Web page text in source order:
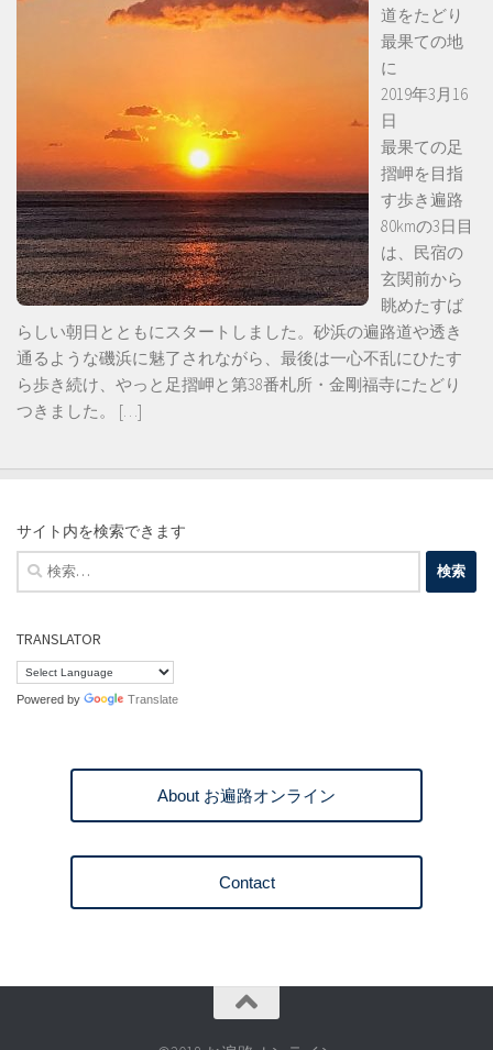
道をたどり
最果ての地
に
2019年3月16
日
最果ての足
摺岬を目指
す歩き遍路
80kmの3日目
は、民宿の
玄関前から
眺めたすば
らしい朝日とともにスタートしました。砂浜の遍路道や透き
通るような磯浜に魅了されながら、最後は一心不乱にひたす
ら歩き続け、やっと足摺岬と第38番札所・金剛福寺にたどり
つきました。
[…]
サイト内を検索できます
検
索:
TRANSLATOR
Powered by Translate
About お遍路オンライン
Contact